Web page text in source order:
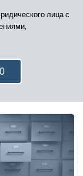
лица с